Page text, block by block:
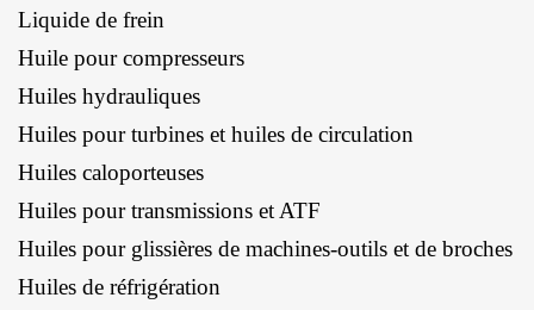
Liquide de frein
Huile pour compresseurs
Huiles hydrauliques
Huiles pour turbines et huiles de circulation
Huiles caloporteuses
Huiles pour transmissions et ATF
Huiles pour glissières de machines-outils et de broches
Huiles de réfrigération